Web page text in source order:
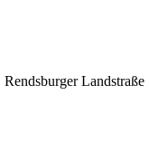
Landstraße